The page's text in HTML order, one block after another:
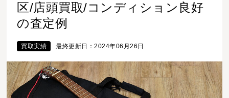
区/店頭買取/コンディション良好
の査定例
買取実績 最終更新日：2024年06月26日